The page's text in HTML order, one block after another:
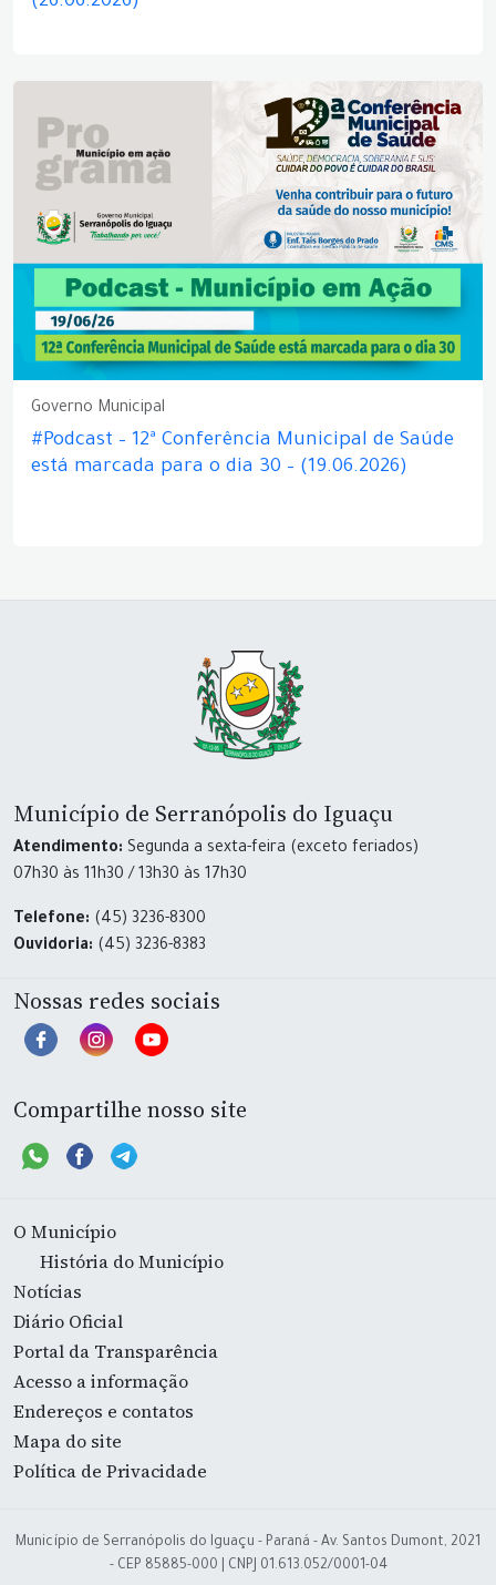
Governo Municipal
#Podcast – 12ª Conferência Municipal de Saúde
está marcada para o dia 30 – (19.06.2026)
Município de Serranópolis do Iguaçu
Atendimento: Segunda a sexta-feira (exceto feriados)
07h30 às 11h30 / 13h30 às 17h30
Telefone: (45) 3236-8300
Ouvidoria: (45) 3236-8383
Nossas redes sociais
Compartilhe nosso site
O Município
História do Município
Notícias
Diário Oficial
Portal da Transparência
Acesso a informação
Endereços e contatos
Mapa do site
Política de Privacidade
Município de Serranópolis do Iguaçu - Paraná - Av. Santos Dumont, 2021
- CEP 85885-000 | CNPJ 01.613.052/0001-04